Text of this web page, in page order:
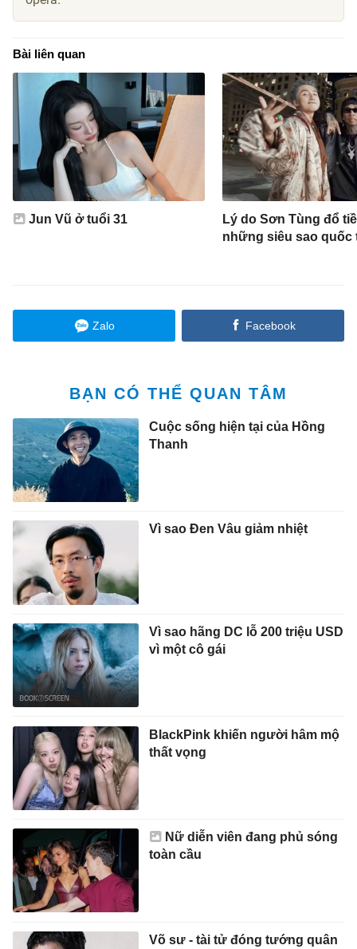
Bài liên quan
Jun Vũ ở tuổi 31
Lý do Sơn Tùng đổ
những siêu sao quốc
Zalo Facebook
BẠN CÓ THỂ QUAN TÂM
Cuộc sống hiện tại của Hồng
Thanh
Vì sao Đen Vâu giảm nhiệt
Vì sao hãng DC lỗ 200 triệu USD
vì một cô gái
BlackPink khiến người hâm mộ
thất vọng
Nữ diễn viên đang phủ sóng
toàn cầu
Võ sư - tài tử đóng tướng quân